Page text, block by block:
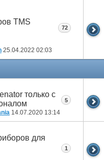
TMS
25.04.2022 02:03
72
только с
14.07.2020 13:14
5
для
1